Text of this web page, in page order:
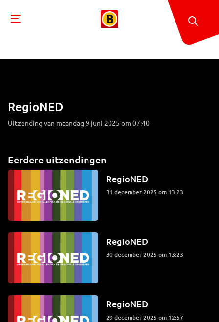
RegioNED
Uitzending van maandag 9 juni 2025 om 07:40
Eerdere uitzendingen
RegioNED
31 december 2025 om 13:23
RegioNED
30 december 2025 om 13:23
RegioNED
29 december 2025 om 12:57